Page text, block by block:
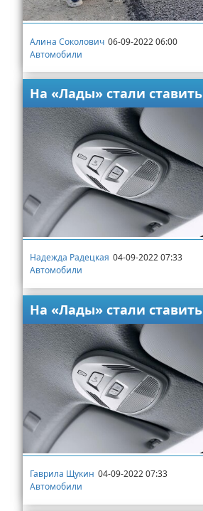
Алина Соколович 06-09-2022 06:00
Автомобили
На «Лады» стали
Надежда Радецкая 04-09-2022 07:33
Автомобили
На «Лады» стали
Гаврила Щукин 04-09-2022 07:33
Автомобили